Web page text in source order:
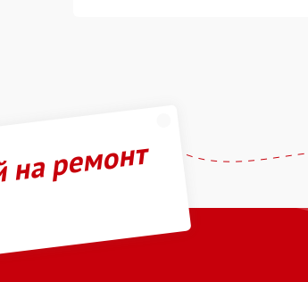
ремонт